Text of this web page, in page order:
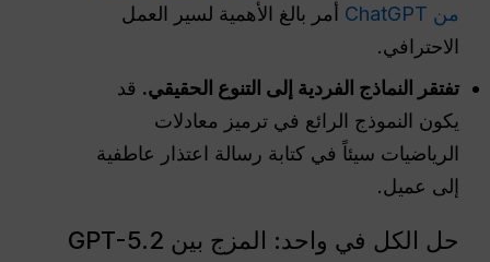
من ChatGPT
أمر بالغ الأهمية لسير العمل
الاحترافي.
تفتقر النماذج الفردية إلى التنوع الحقيقي. قد
يكون النموذج الرائع في ترميز معادلات
الرياضيات سيئاً في كتابة رسالة اعتذار عاطفية
إلى عميل.
حل الكل في واحد: المزج بين GPT-5.2